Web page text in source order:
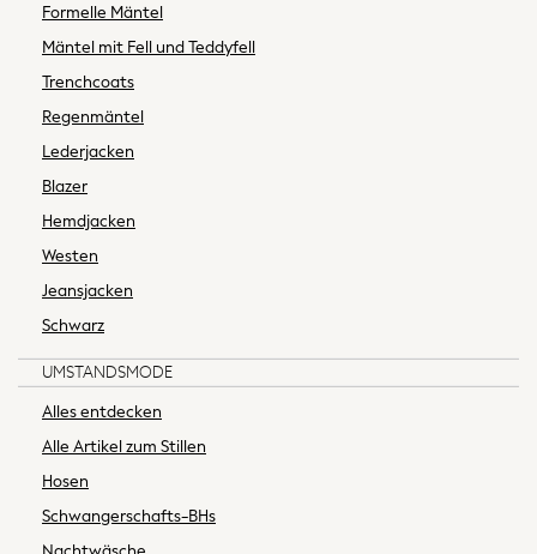
Purses
Hair Accessories
Padded & Quilted Coats
Fur & Teddy Coats
Raincoats
Trench Coats
Blazers
Leather Jackets
Gilets
Black
All Nursing
Bottoms
Nightwear
Tops & T-shirts
Formelle Mäntel
Mäntel mit Fell und Teddyfell
Trenchcoats
Regenmäntel
Lederjacken
Blazer
Hemdjacken
Westen
Jeansjacken
Schwarz
UMSTANDSMODE
Alles entdecken
Alle Artikel zum Stillen
Hosen
Schwangerschafts-BHs